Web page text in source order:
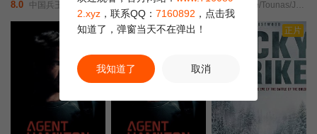
8.0 中国兵王/中国兵王·绝密任务/Operation Black-ops/ 8.0 喻亢/张新童/董洋/刘珂君/ 7.0 George/Tounas/Jannis/Sky/
正片 正片
2.xyz ，联系QQ： 7160892 ，点击我
知道了，弹窗当天不在弹出！
我知道了 取消